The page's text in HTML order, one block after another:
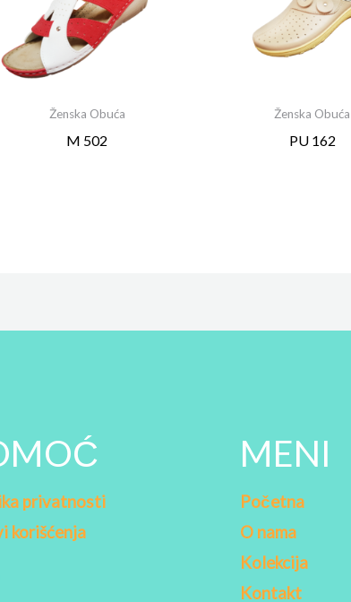
Ženska Obuća
M 502
Ženska Obuća
PU 162
privatnosti
korišćenja
MENI
Početna
O nama
Kolekcija
Kontakt